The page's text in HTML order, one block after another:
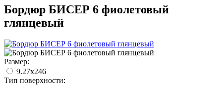
Бордюр БИСЕР 6 фиолетовый
глянцевый
Размер:
9.27x246
Тип поверхности: